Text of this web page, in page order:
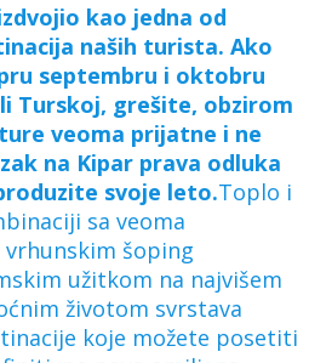
kao jedna od
naših turista. Ako
septembru i oktobru
Turskoj, grešite, obzirom
veoma prijatne i ne
na Kipar prava odluka
svoje leto.Toplo i
sa veoma
šoping
užitkom na najvišem
životom svrstava
koje možete posetiti